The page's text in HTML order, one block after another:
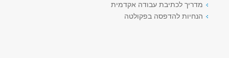
מדריך לכתיבת עבודה אקדמית
הנחיות להדפסה בפקולטה